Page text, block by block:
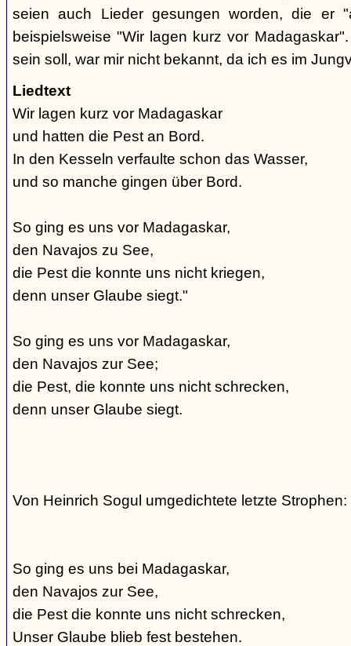
seien auch Lieder gesungen worden, die er
beispielsweise "Wir lagen kurz vor
sein soll, war mir nicht bekannt, da ich es im
Liedtext
Wir lagen kurz vor Madagaskar
und hatten die Pest an Bord.
In den Kesseln verfaulte schon das Wasser,
und so manche gingen über Bord.
So ging es uns vor Madagaskar,
den Navajos zu See,
die Pest die konnte uns nicht kriegen,
denn unser Glaube siegt."
So ging es uns vor Madagaskar,
den Navajos zur See;
die Pest, die konnte uns nicht schrecken,
denn unser Glaube siegt.
Von Heinrich Sogul umgedichtete letzte Strophen:
So ging es uns bei Madagaskar,
den Navajos zur See,
die Pest die konnte uns nicht schrecken,
Unser Glaube blieb fest bestehen.